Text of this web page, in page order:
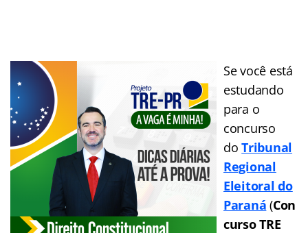
Se você está
estudando
para o
concurso
doTribunal
Regional
Eleitoral do
Paraná (Con
curso TRE